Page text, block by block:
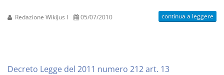
Redazione WikiJus I 05/07/2010 continua a leggere
Decreto Legge del 2011 numero 212 art. 13